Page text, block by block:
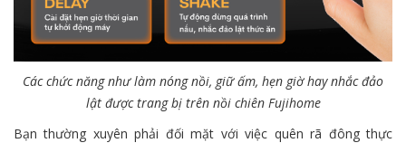
Các chức năng như làm nóng nồi, giữ ấm, hẹn giờ hay nhắc đảo
lật được trang bị trên nồi chiên Fujihome
Bạn thường xuyên phải đối mặt với việc quên rã đông thực